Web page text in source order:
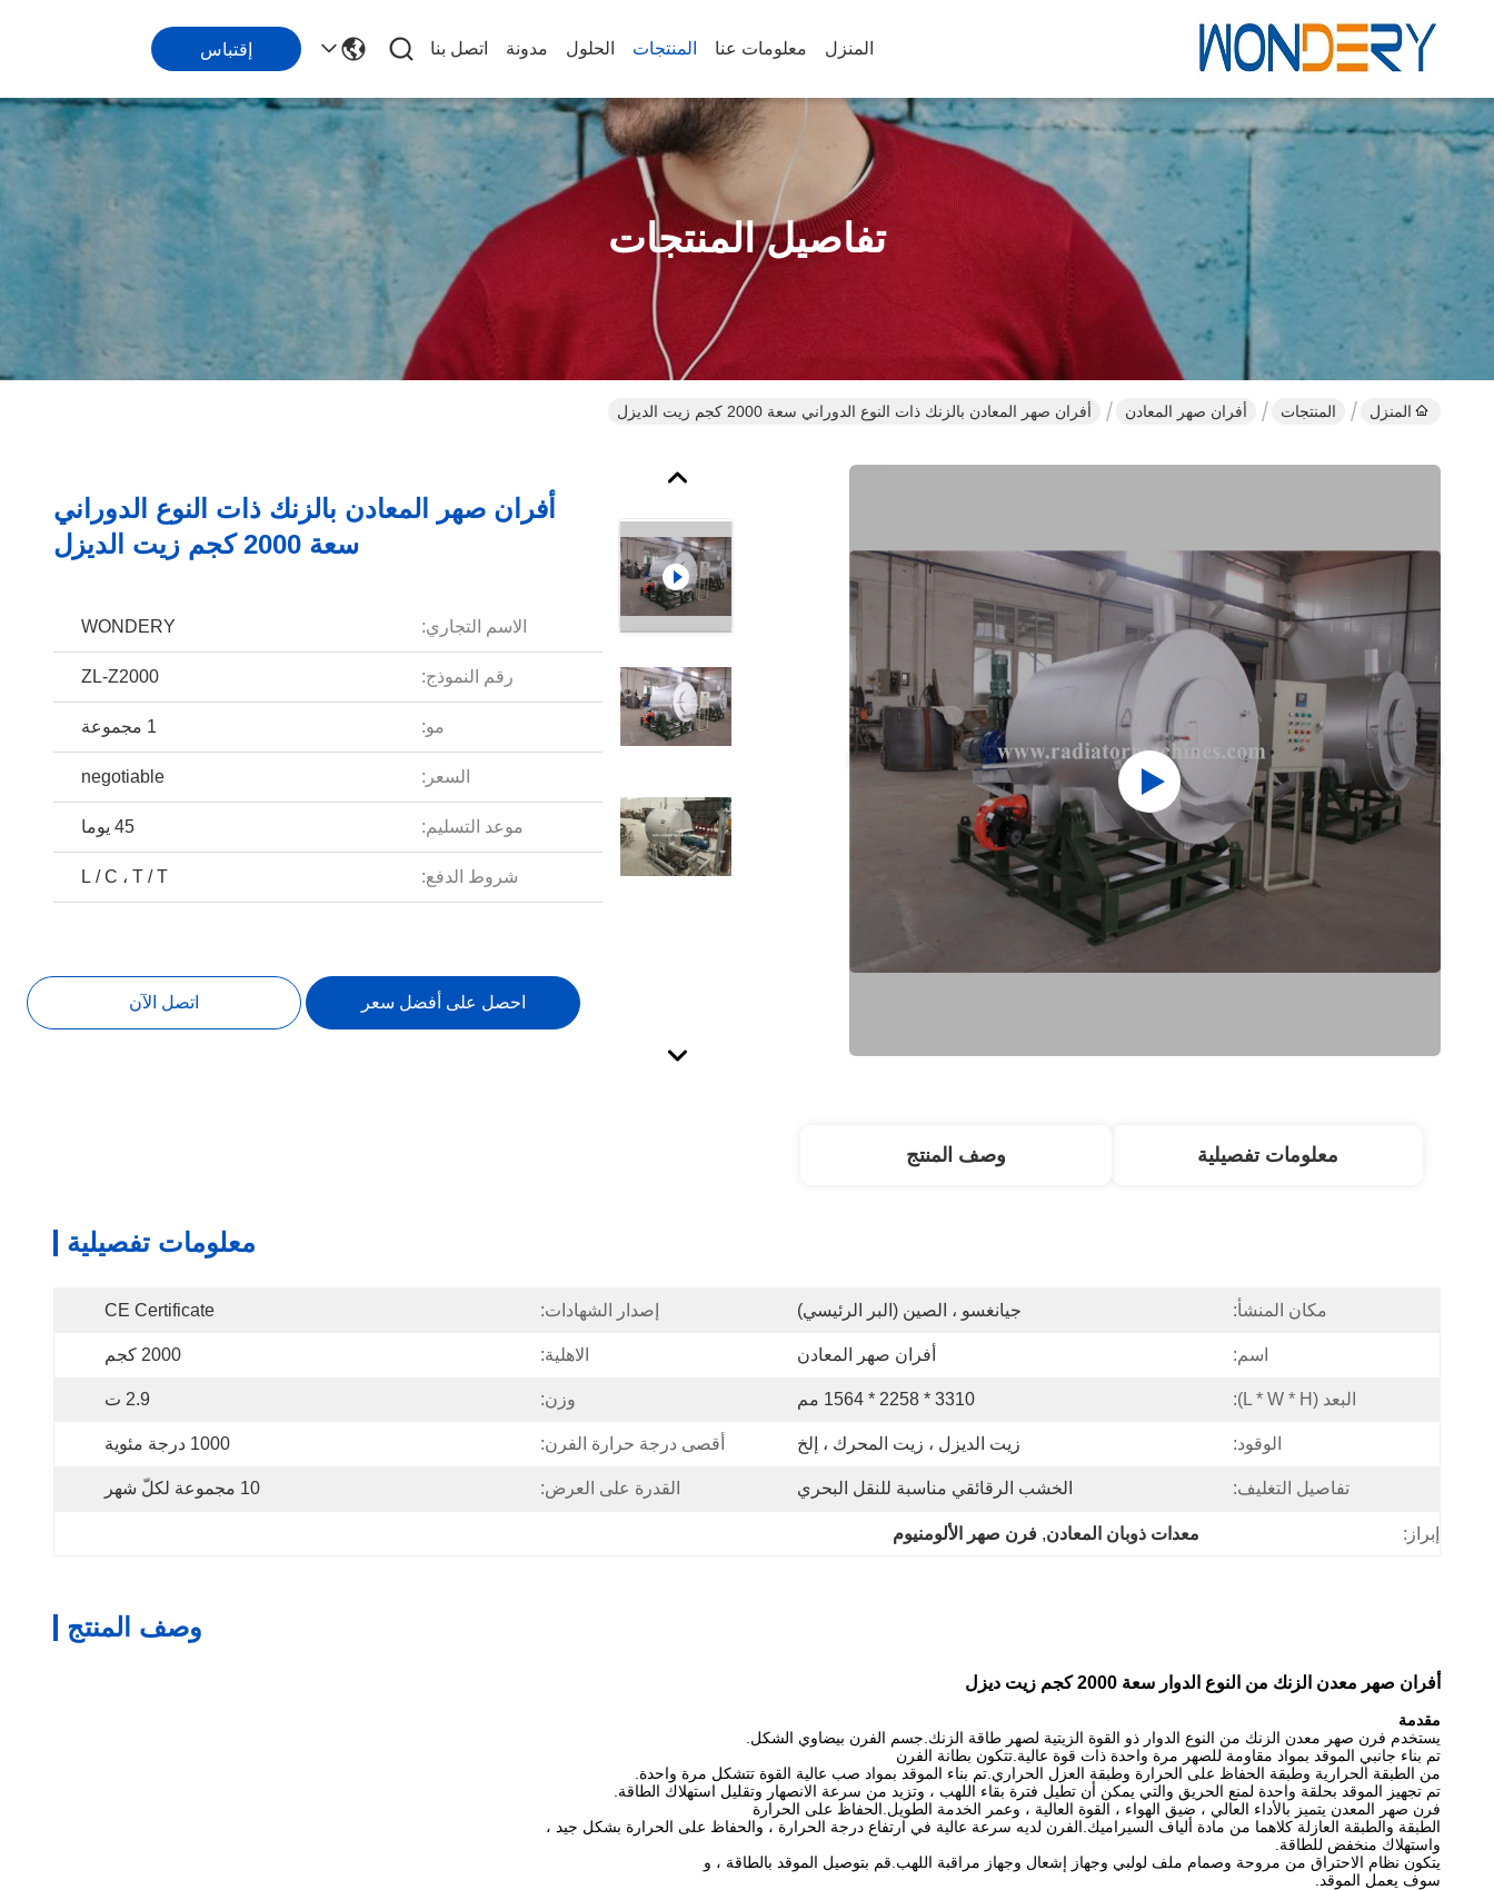
المنزل معلومات عنا المنتجات الحلول مدونة اتصل بنا إقتباس
تفاصيل المنتجات
المنزل المنتجات أفران صهر المعادن أفران صهر المعادن بالزنك ذات النوع الدوراني سعة 2000 كجم زيت الديزل
أفران صهر المعادن بالزنك ذات النوع الدوراني
سعة 2000 كجم زيت الديزل
الاسم التجاري: WONDERY
رقم النموذج: ZL-Z2000
مو: 1 مجموعة
السعر: negotiable
موعد التسليم: 45 يوما
شروط الدفع: L / C ، T / T
احصل على أفضل سعر اتصل الآن
معلومات تفصيلية وصف المنتج
معلومات تفصيلية
مكان المنشأ: جيانغسو ، الصين (البر الرئيسي) إصدار الشهادات: CE Certificate
اسم: أفران صهر المعادن الاهلية: 2000 كجم
البعد (l * W * H): 3310 * 2258 * 1564 مم وزن: 2.9 ت
الوقود: زيت الديزل ، زيت المحرك ، إلخ أقصى درجة حرارة الفرن: 1000 درجة مئوية
تفاصيل التغليف: الخشب الرقائقي مناسبة للنقل البحري القدرة على العرض: 10 مجموعة لكلّ شهر
إبراز: معدات ذوبان المعادن, فرن صهر الألومنيوم
وصف المنتج
أفران صهر معدن الزنك من النوع الدوار سعة 2000 كجم زيت ديزل
مقدمة
يستخدم فرن صهر معدن الزنك من النوع الدوار ذو القوة الزيتية لصهر طاقة الزنك.جسم الفرن بيضاوي الشكل.
تم بناء جانبي الموقد بمواد مقاومة للصهر مرة واحدة ذات قوة عالية.تتكون بطانة الفرن
من الطبقة الحرارية وطبقة الحفاظ على الحرارة وطبقة العزل الحراري.تم بناء الموقد بمواد صب عالية القوة تتشكل مرة واحدة.
تم تجهيز الموقد بحلقة واحدة لمنع الحريق والتي يمكن أن تطيل فترة بقاء اللهب ، وتزيد من سرعة الانصهار وتقليل استهلاك الطاقة.
فرن صهر المعدن يتميز بالأداء العالي ، ضيق الهواء ، القوة العالية ، وعمر الخدمة الطويل.الحفاظ على الحرارة
الطبقة والطبقة العازلة كلاهما من مادة ألياف السيراميك.الفرن لديه سرعة عالية في ارتفاع درجة الحرارة ، والحفاظ على الحرارة بشكل جيد ،
واستهلاك منخفض للطاقة.
يتكون نظام الاحتراق من مروحة وصمام ملف لولبي وجهاز إشعال وجهاز مراقبة اللهب.قم بتوصيل الموقد بالطاقة ، و
سوف يعمل الموقد.